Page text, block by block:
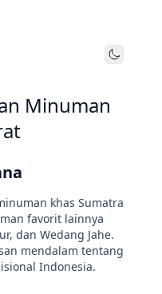
Toggle
Minuman
khas Sumatra
favorit lainnya
dan Wedang Jahe.
mendalam tentang
Indonesia.